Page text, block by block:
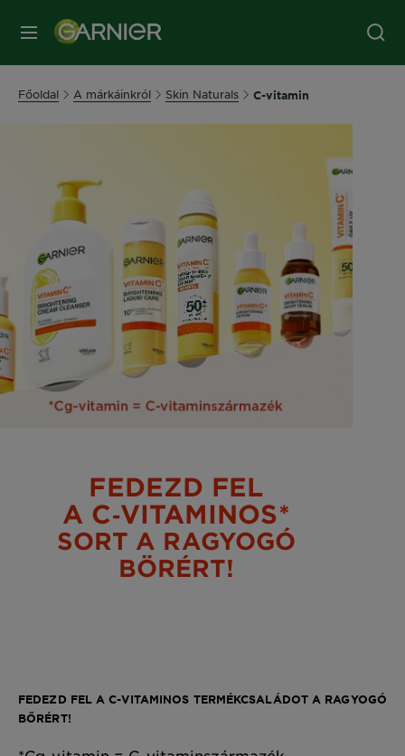
MENÜ
Főoldal A márkáinkról Skin Naturals C-vitamin
FEDEZD FEL
A C‑VITAMINOS*
SORT A RAGYOGÓ
BÖRÉRT!
FEDEZD FEL A C-VITAMINOS TERMÉKCSALÁDOT A RAGYOGÓ
BŐRÉRT!